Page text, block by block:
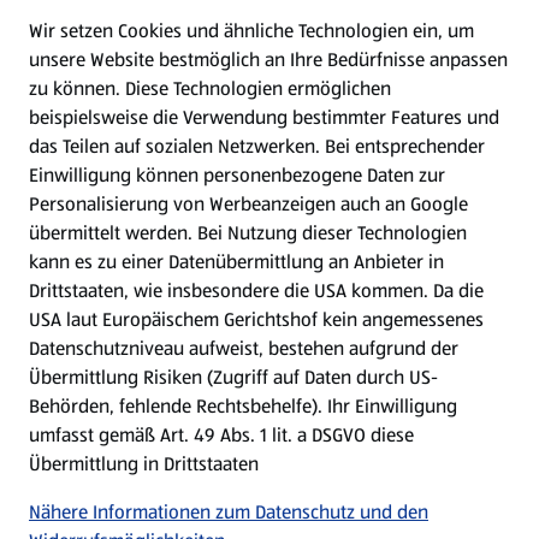
WhatsApp
Gewinnspiele
Mein HOFER. Meine Einkäufe.
Meine Meinung. Mein HOFER.
Gutscheingroßbestellung
(öffnet in einem neuen Tab)
Folge uns hier:
Jetzt die HOFER App downloaden
Wir setzen Cookies und ähnliche Technologien ein, um
unsere Website bestmöglich an Ihre Bedürfnisse anpassen
zu können. Diese Technologien ermöglichen
beispielsweise die Verwendung bestimmter Features und
das Teilen auf sozialen Netzwerken. Bei entsprechender
Einwilligung können personenbezogene Daten zur
Personalisierung von Werbeanzeigen auch an Google
übermittelt werden. Bei Nutzung dieser Technologien
kann es zu einer Datenübermittlung an Anbieter in
Drittstaaten, wie insbesondere die USA kommen. Da die
USA laut Europäischem Gerichtshof kein angemessenes
Datenschutzniveau aufweist, bestehen aufgrund der
Übermittlung Risiken (Zugriff auf Daten durch US-
Behörden, fehlende Rechtsbehelfe). Ihr Einwilligung
umfasst gemäß Art. 49 Abs. 1 lit. a DSGVO diese
Übermittlung in Drittstaaten
Nähere Informationen zum Datenschutz und den